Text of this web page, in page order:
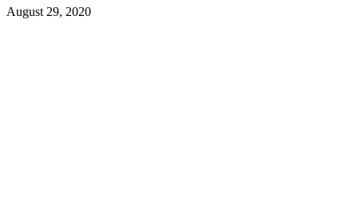
August 29, 2020